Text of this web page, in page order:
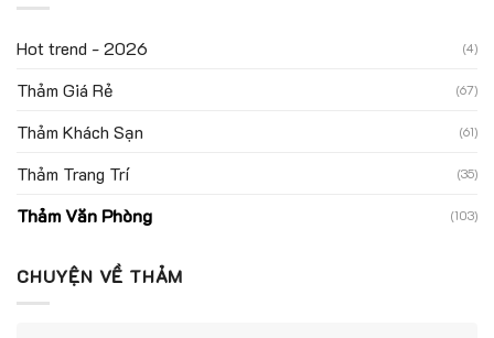
Hot trend - 2026 (4)
Thảm Giá Rẻ (67)
Thảm Khách Sạn (61)
Thảm Trang Trí (35)
Thảm Văn Phòng (103)
CHUYỆN VỀ THẢM